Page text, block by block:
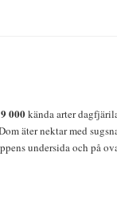
000kända arter
äter nektar med
undersida och på